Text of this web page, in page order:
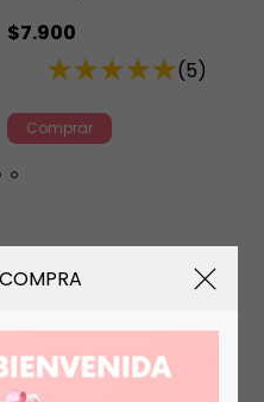
$7.900
(5)
para
Bien